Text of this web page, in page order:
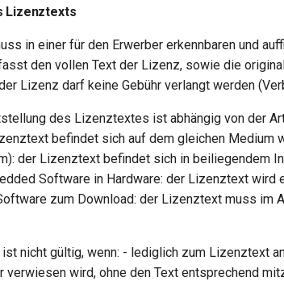
Lizenztexts
in einer für den Erwerber erkennbaren und
den vollen Text der Lizenz, sowie die
Lizenz darf keine Gebühr verlangt werden
des Lizenztextes ist abhängig von der
befindet sich auf dem gleichen Medium
der Lizenztext befindet sich in beiliegendem
Software in Hardware: der Lizenztext wird
zum Download: der Lizenztext muss im
nicht gültig, wenn: - lediglich zum Lizenztext
verwiesen wird, ohne den Text entsprechend